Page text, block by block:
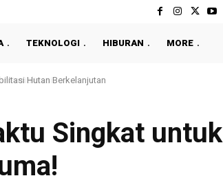
TEKNOLOGI HIBURAN MORE
Singkat untuk